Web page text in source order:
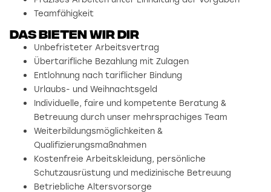
Teamfähigkeit
Das bieten wir dir
Unbefristeter Arbeitsvertrag
Übertarifliche Bezahlung mit Zulagen
Entlohnung nach tariflicher Bindung
Urlaubs- und Weihnachtsgeld
Individuelle, faire und kompetente Beratung &
Betreuung durch unser mehrsprachiges Team
Weiterbildungsmöglichkeiten &
Qualifizierungsmaßnahmen
Kostenfreie Arbeitskleidung, persönliche
Schutzausrüstung und medizinische Betreuung
Betriebliche Altersvorsorge